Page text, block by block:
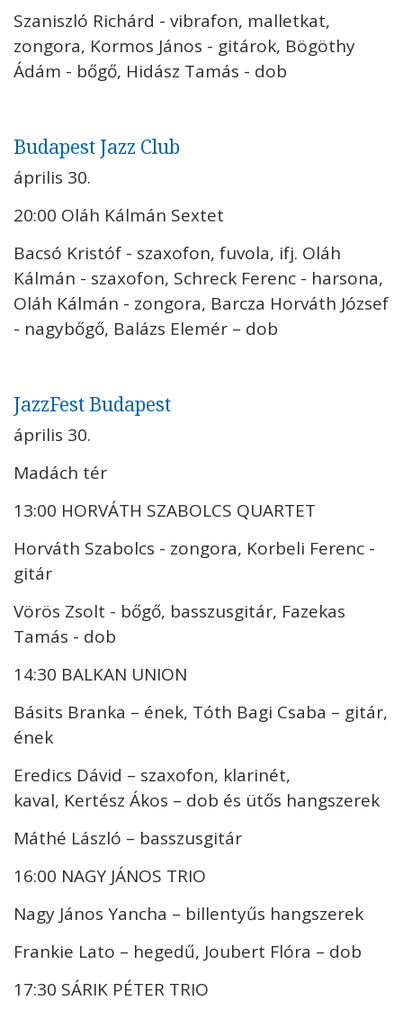
Szaniszló Richárd - vibrafon, malletkat,
zongora, Kormos János - gitárok, Bögöthy
Ádám - bőgő, Hidász Tamás - dob
Budapest Jazz Club
április 30.
20:00 Oláh Kálmán Sextet
Bacsó Kristóf - szaxofon, fuvola, ifj. Oláh
Kálmán - szaxofon, Schreck Ferenc - harsona,
Oláh Kálmán - zongora, Barcza Horváth József
- nagybőgő, Balázs Elemér – dob
JazzFest Budapest
április 30.
Madách tér
13:00 HORVÁTH SZABOLCS QUARTET
Horváth Szabolcs - zongora, Korbeli Ferenc -
gitár
Vörös Zsolt - bőgő, basszusgitár, Fazekas
Tamás - dob
14:30 BALKAN UNION
Básits Branka – ének, Tóth Bagi Csaba – gitár,
ének
Eredics Dávid – szaxofon, klarinét,
kaval, Kertész Ákos – dob és ütős hangszerek
Máthé László – basszusgitár
16:00 NAGY JÁNOS TRIO
Nagy János Yancha – billentyűs hangszerek
Frankie Lato – hegedű, Joubert Flóra – dob
17:30 SÁRIK PÉTER TRIO